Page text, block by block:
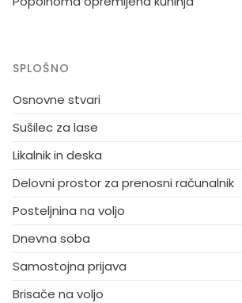
SPLOŠNO
Osnovne stvari
Sušilec za lase
Likalnik in deska
Delovni prostor za prenosni računalnik
Posteljnina na voljo
Dnevna soba
Samostojna prijava
Brisače na voljo